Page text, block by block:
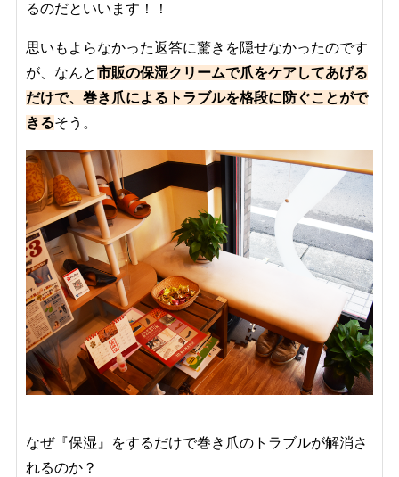
るのだといいます！！
思いもよらなかった返答に驚きを隠せなかったのです
が、なんと市販の保湿クリームで爪をケアしてあげる
だけで、巻き爪によるトラブルを格段に防ぐことがで
きるそう。
なぜ『保湿』をするだけで巻き爪のトラブルが解消さ
れるのか？